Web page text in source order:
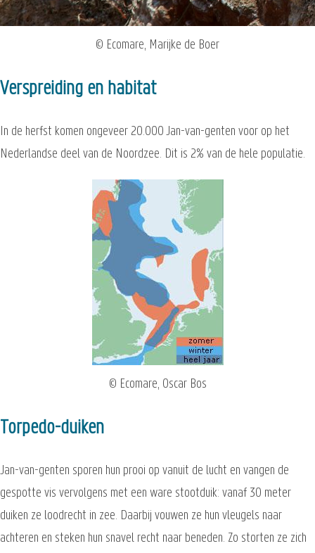
© Ecomare, Marijke de Boer
Verspreiding en habitat
In de herfst komen ongeveer 20.000 Jan-van-genten voor op het
Nederlandse deel van de Noordzee. Dit is 2% van de hele populatie.
© Ecomare, Oscar Bos
Torpedo-duiken
Jan-van-genten sporen hun prooi op vanuit de lucht en vangen de
gespotte vis vervolgens met een ware stootduik: vanaf 30 meter
duiken ze loodrecht in zee. Daarbij vouwen ze hun vleugels naar
achteren en steken hun snavel recht naar beneden. Zo storten ze zich